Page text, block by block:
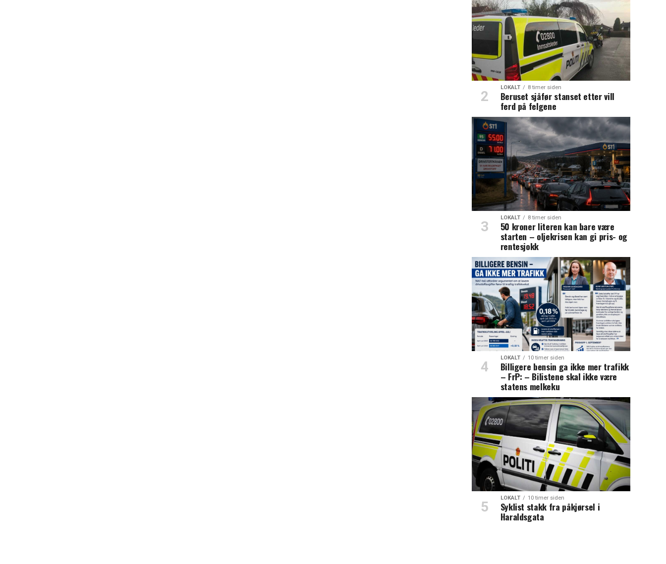
LOKALT 8 timer siden
Beruset sjåfør stanset etter vill
ferd på felgene
LOKALT 8 timer siden
50 kroner literen kan bare være
starten – oljekrisen kan gi pris- og
rentesjokk
LOKALT 10 timer siden
Billigere bensin ga ikke mer trafikk
– FrP: – Bilistene skal ikke være
statens melkeku
LOKALT 10 timer siden
Syklist stakk fra påkjørsel i
Haraldsgata